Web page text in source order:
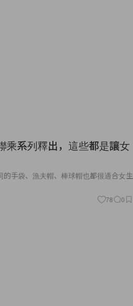
乘系列釋出，這些都是讓女
手袋、漁夫帽、棒球帽也都很適合女生
78 0